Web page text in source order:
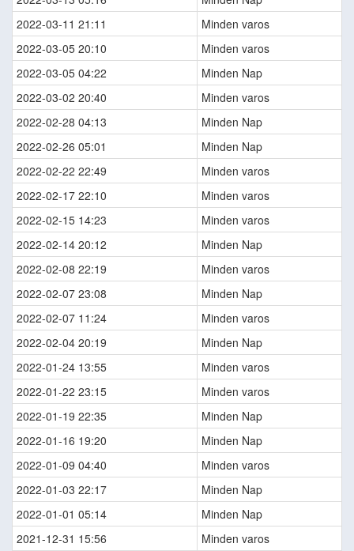
2022-03-11 21:11
Minden varos
2022-03-05 20:10
Minden varos
2022-03-05 04:22
Minden Nap
2022-03-02 20:40
Minden varos
2022-02-28 04:13
Minden Nap
2022-02-26 05:01
Minden Nap
2022-02-22 22:49
Minden varos
2022-02-17 22:10
Minden varos
2022-02-15 14:23
Minden varos
2022-02-14 20:12
Minden Nap
2022-02-08 22:19
Minden varos
2022-02-07 23:08
Minden Nap
2022-02-07 11:24
Minden varos
2022-02-04 20:19
Minden Nap
2022-01-24 13:55
Minden varos
2022-01-22 23:15
Minden varos
2022-01-19 22:35
Minden Nap
2022-01-16 19:20
Minden Nap
2022-01-09 04:40
Minden varos
2022-01-03 22:17
Minden Nap
2022-01-01 05:14
Minden Nap
2021-12-31 15:56
Minden varos